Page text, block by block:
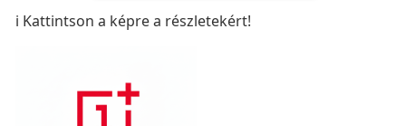
ℹ️ Kattintson a képre a részletekért!